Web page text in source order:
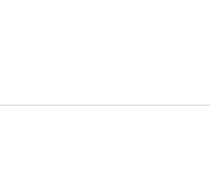
이팅 및 보험금 심사 자동화,
나 가맹점 결제망 연계를 검증
해서는 현행 법·제도상의 제
강화, 규제 고도화가 동시에